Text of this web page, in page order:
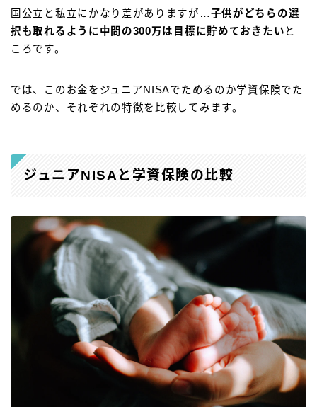
国公立と私立にかなり差がありますが…子供がどちらの選
択も取れるように中間の300万は目標に貯めておきたい と
ころです。
では、このお金をジュニアNISAでためるのか学資保険でた
めるのか、それぞれの特徴を比較してみます。
ジュニアNISAと学資保険の比較